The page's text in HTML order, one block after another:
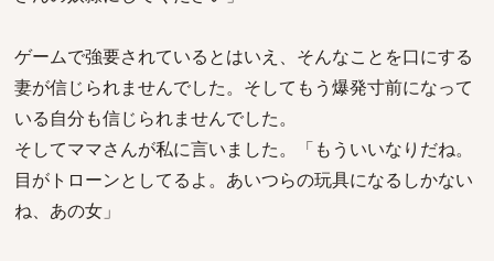
ゲームで強要されているとはいえ、そんなことを口にする
妻が信じられませんでした。そしてもう爆発寸前になって
いる自分も信じられませんでした。
そしてママさんが私に言いました。「もういいなりだね。
目がトローンとしてるよ。あいつらの玩具になるしかない
ね、あの女」